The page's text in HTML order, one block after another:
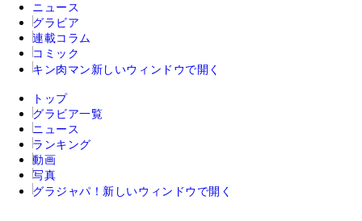
ニュース
グラビア
連載コラム
コミック
キン肉マン 新しいウィンドウで開く
トップ
グラビア一覧
ニュース
ランキング
動画
写真
グラジャパ！ 新しいウィンドウで開く